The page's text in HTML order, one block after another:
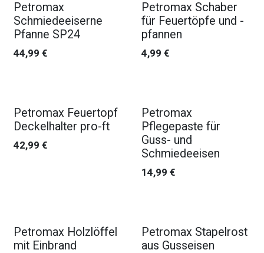
Petromax
Schmiedeeiserne
Pfanne SP24
44,99 €
Petromax Schaber
für Feuertöpfe und -
pfannen
4,99 €
Petromax Feuertopf
Deckelhalter pro-ft
42,99 €
Petromax
Pflegepaste für
Guss- und
Schmiedeeisen
14,99 €
Petromax Holzlöffel
mit Einbrand
Petromax Stapelrost
aus Gusseisen